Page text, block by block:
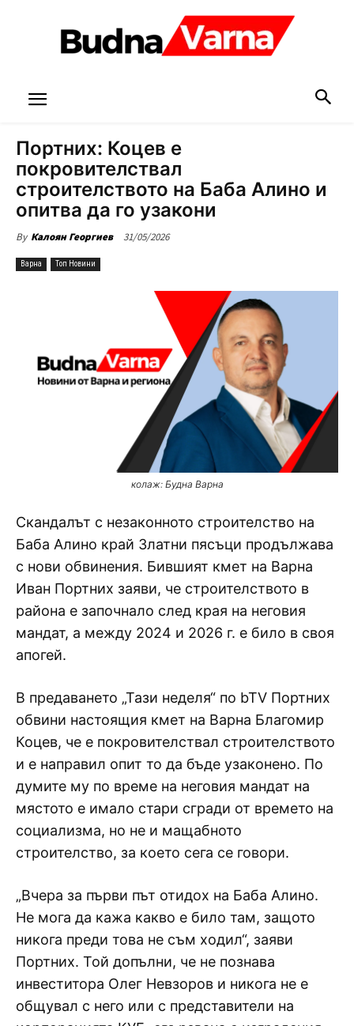
Портних: Коцев е
покровителствал
строителството на Баба Алино и
опитва да го узакони
By Калоян Георгиев 31/05/2026
Варна Топ Новини
колаж: Будна Варна
Скандалът с незаконното строителство на
Баба Алино край Златни пясъци продължава
с нови обвинения. Бившият кмет на Варна
Иван Портних заяви, че строителството в
района е започнало след края на неговия
мандат, а между 2024 и 2026 г. е било в своя
апогей.
В предаването „Тази неделя“ по bTV Портних
обвини настоящия кмет на Варна Благомир
Коцев, че е покровителствал строителството
и е направил опит то да бъде узаконено. По
думите му по време на неговия мандат на
мястото е имало стари сгради от времето на
социализма, но не и мащабното
строителство, за което сега се говори.
„Вчера за първи път отидох на Баба Алино.
Не мога да кажа какво е било там, защото
никога преди това не съм ходил“, заяви
Портних. Той допълни, че не познава
инвеститора Олег Невзоров и никога не е
общувал с него или с представители на